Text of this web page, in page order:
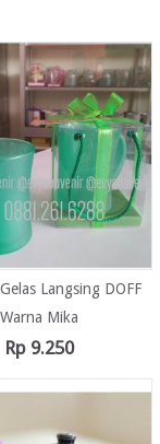
Langsing DOFF
Warna Mika
Rp9.250